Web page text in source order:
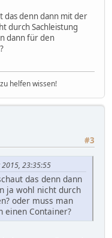
Der Gesetzgeber
wenn er Regelungen
bei der
an die Bedürftigkeit
angerechnet
Entscheidung, ob
3 SGB II
ist. Jedenfalls ist es
mit Art. 20
von der
sind, auf
seines
kann.Aus
notwendig, aber
gedeckt
Rechtsgrund der
das denn dann mit der
durch Sachleistung
dann für den
helfen wissen!
#3
2015, 23:35:55
das denn dann
ja wohl nicht durch
oder muss man
einen Container?